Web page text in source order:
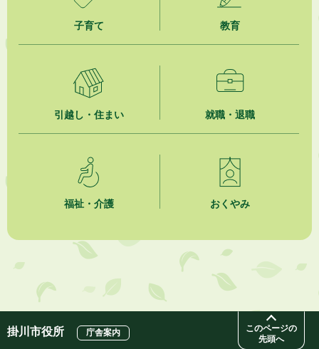
市民の勇気ある応急手当に感謝状を贈呈しました
2026年8月4日
夏季休暇期間 開業医等診療予定
「水道カルテ」の公表について
2026年8月3日
【参加者募集】プロ棋士から学ぼう！はじめての将棋教室
子育て 教育
引越し・住まい 就職・退職
福祉・介護 おくやみ
このページの
先頭へ
掛川市役所 庁舎案内